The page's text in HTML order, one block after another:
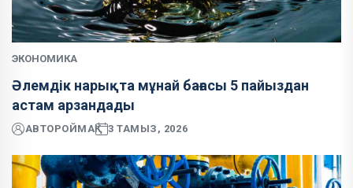
ЭКОНОМИКА
Әлемдік нарықта мұнай бағасы 5 пайыздан
астам арзандады
АВТОРОЙМАҚ 3 ТАМЫЗ, 2026